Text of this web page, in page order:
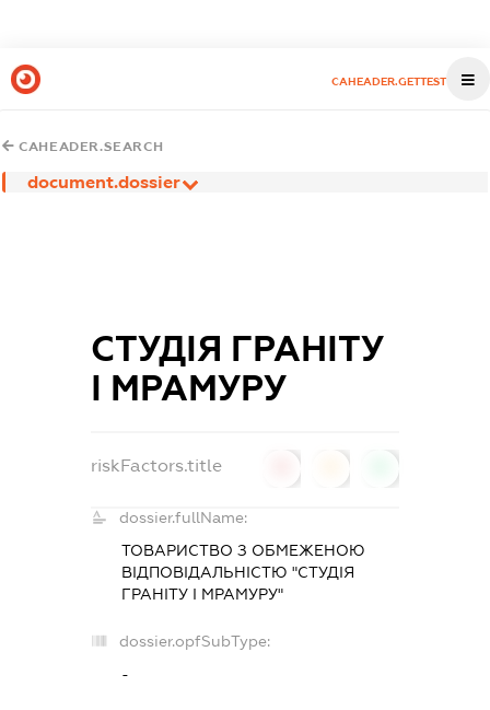
CAHEADER.GETTEST
CAHEADER.SEARCH
document.dossier
СТУДІЯ ГРАНІТУ
І МРАМУРУ
riskFactors.title
dossier.fullName:
ТОВАРИСТВО З ОБМЕЖЕНОЮ
ВІДПОВІДАЛЬНІСТЮ "СТУДІЯ
ГРАНІТУ І МРАМУРУ"
dossier.opfSubType:
-